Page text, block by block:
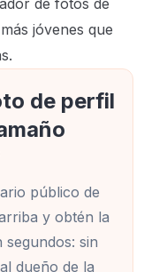
jóvenes que
de perfil
público de
y obtén la
sin
dueño de la